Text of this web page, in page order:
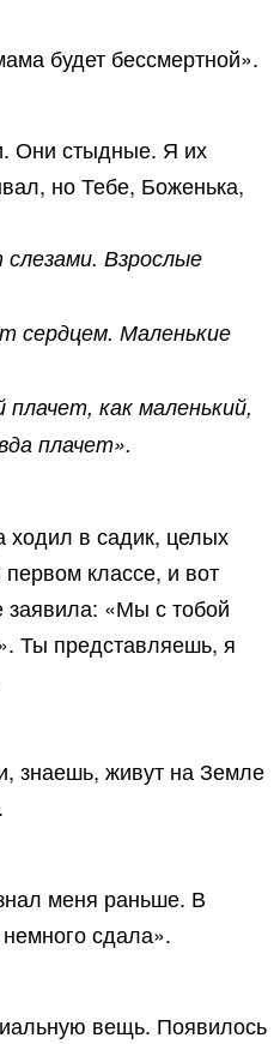
будет бессмертной».
Они стыдные. Я их
но Тебе, Боженька,
Взрослые
сердцем. Маленькие
плачет, как маленький,
плачет».
ходил в садик, целых
классе, и вот
«Мы с тобой
Ты представляешь, я
знаешь, живут на Земле
меня раньше. В
сдала».
вещь. Появилось